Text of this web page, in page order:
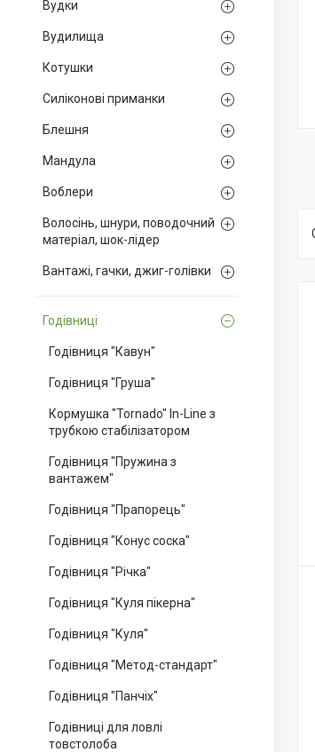
Вудки
Вудилища
Котушки
Силіконові приманки
Блешня
Мандула
Воблери
Волосінь, шнури, поводочний
матеріал, шок-лідер
Вантажі, гачки, джиг-голівки
Годівниці
Годівниця "Кавун"
Годівниця "Груша"
Кормушка "Tornado" In-Line з
трубкою стабілізатором
Годівниця "Пружина з
вантажем"
Годівниця "Прапорець"
Годівниця "Конус соска"
Годівниця "Річка"
Годівниця "Куля пікерна"
Годівниця "Куля"
Годівниця "Метод-стандарт"
Годівниця "Панчіх"
Годівниці для ловлі
товстолоба